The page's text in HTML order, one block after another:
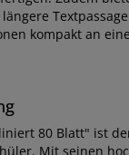
kompakt an
80 Blatt" ist
Mit seinen